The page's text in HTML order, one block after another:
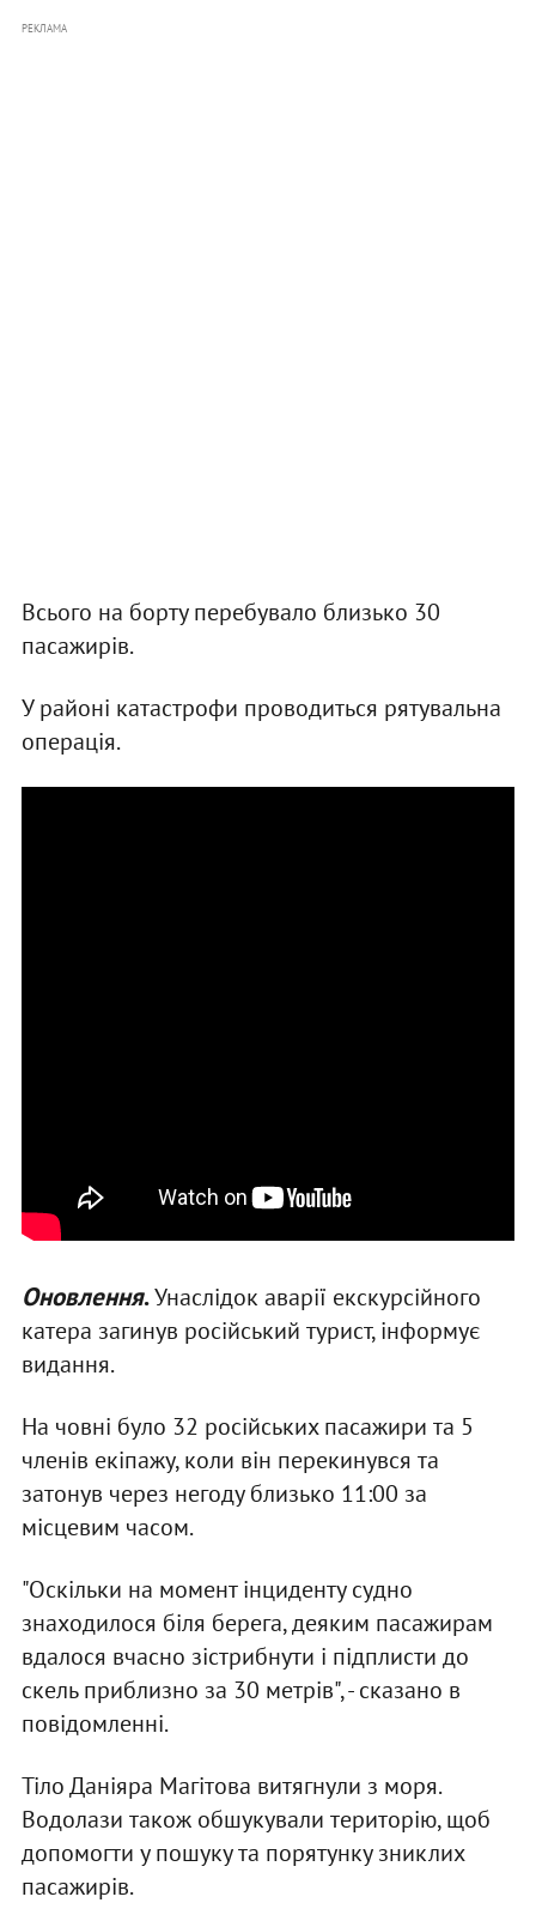
РЕКЛАМА
Всього на борту перебувало близько 30
пасажирів.
У районі катастрофи проводиться рятувальна
операція.
Оновлення.Унаслідок аварії екскурсійного
катера загинув російський турист, інформує
видання.
На човні було 32 російських пасажири та 5
членів екіпажу, коли він перекинувся та
затонув через негоду близько 11:00 за
місцевим часом.
"Оскільки на момент інциденту судно
знаходилося біля берега, деяким пасажирам
вдалося вчасно зістрибнути і підплисти до
скель приблизно за 30 метрів", - сказано в
повідомленні.
Тіло Даніяра Магітова витягнули з моря.
Водолази також обшукували територію, щоб
допомогти у пошуку та порятунку зниклих
пасажирів.